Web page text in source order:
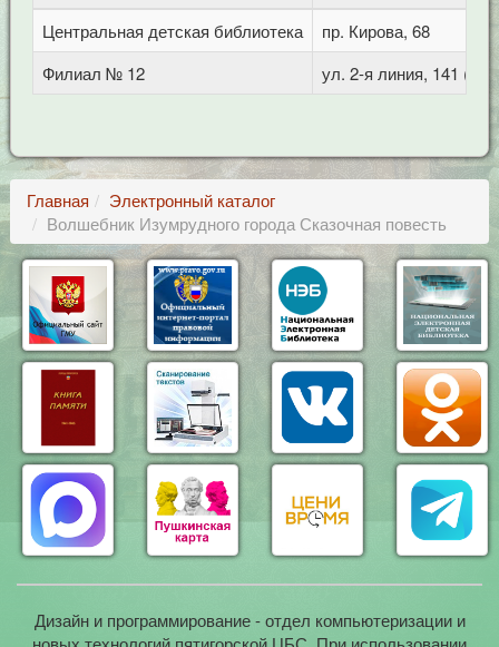
Центральная детская библиотека
пр. Кирова, 68
Филиал № 12
ул. 2-я линия, 141
Главная
Электронный каталог
Волшебник Изумрудного города Сказочная повесть
Дизайн и программирование - отдел компьютеризации и